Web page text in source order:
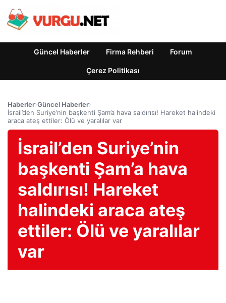
Güncel Haberler Firma Rehberi Forum
Çerez Politikası
Haberler›Güncel Haberler›
İsrail’den Suriye’nin başkenti Şam’a hava saldırısı! Hareket halindeki
araca ateş ettiler: Ölü ve yaralılar var
İsrail’den Suriye’nin
başkenti Şam’a hava
saldırısı! Hareket
halindeki araca ateş
ettiler: Ölü ve yaralılar
var